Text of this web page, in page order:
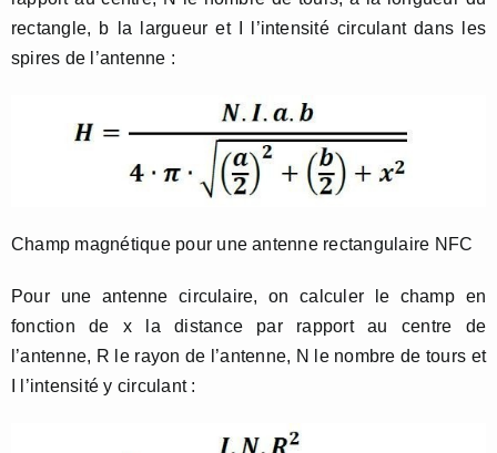
rectangle, b la largueur et I l’intensité circulant dans les
spires de l’antenne :
Champ magnétique pour une antenne rectangulaire NFC
Pour une antenne circulaire, on calculer le champ en
fonction de x la distance par rapport au centre de
l’antenne, R le rayon de l’antenne, N le nombre de tours et
I l’intensité y circulant :